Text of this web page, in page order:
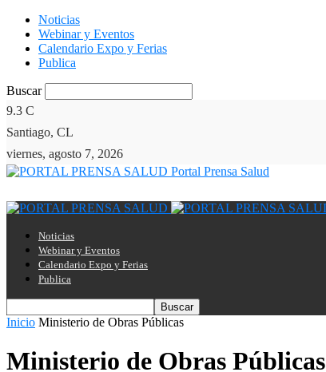
Noticias
Webinar y Eventos
Calendario Expo y Ferias
Publica
Buscar
9.3 C
Santiago, CL
viernes, agosto 7, 2026
Portal Prensa Salud
Noticias
Webinar y Eventos
Calendario Expo y Ferias
Publica
Inicio Ministerio de Obras Públicas
Ministerio de Obras Públicas